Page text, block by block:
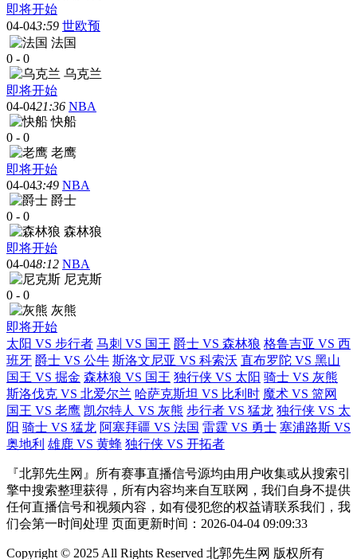
即将开始
04-043:59 世欧预
法国
0 - 0
乌克兰
即将开始
04-0421:36 NBA
快船
0 - 0
老鹰
即将开始
04-043:49 NBA
爵士
0 - 0
森林狼
即将开始
04-048:12 NBA
尼克斯
0 - 0
灰熊
即将开始
太阳 VS 步行者 马刺 VS 国王 爵士 VS 森林狼 格鲁吉亚 VS 西
班牙 爵士 VS 公牛 斯洛文尼亚 VS 科索沃 直布罗陀 VS 黑山
国王 VS 掘金 森林狼 VS 国王 独行侠 VS 太阳 骑士 VS 灰熊
斯洛伐克 VS 北爱尔兰 哈萨克斯坦 VS 比利时 魔术 VS 篮网
国王 VS 老鹰 凯尔特人 VS 灰熊 步行者 VS 猛龙 独行侠 VS 太
阳 骑士 VS 猛龙 阿塞拜疆 VS 法国 雷霆 VS 勇士 塞浦路斯 VS
奥地利 雄鹿 VS 黄蜂 独行侠 VS 开拓者
『北郭先生网』所有赛事直播信号源均由用户收集或从搜索引
擎中搜索整理获得，所有内容均来自互联网，我们自身不提供
任何直播信号和视频内容，如有侵犯您的权益请联系我们，我
们会第一时间处理 页面更新时间：2026-04-04 09:09:33
Copyright © 2025 All Rights Reserved 北郭先生网 版权所有